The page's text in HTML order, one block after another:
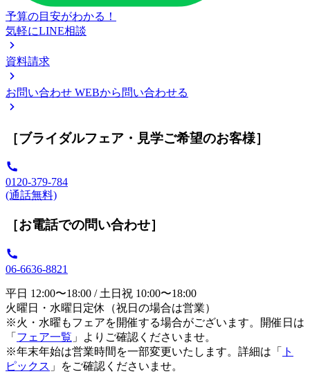
予算の目安がわかる！
気軽にLINE相談
資料請求
お問い合わせ WEBから問い合わせる
［ブライダルフェア・見学ご希望のお客様］
0120-379-784
(通話無料)
［お電話での問い合わせ］
06-6636-8821
平日 12:00〜18:00 / 土日祝 10:00〜18:00
火曜日・水曜日定休（祝日の場合は営業）
※火・水曜もフェアを開催する場合がございます。開催日は
「 フェア一覧 」よりご確認くださいませ。
※年末年始は営業時間を一部変更いたします。詳細は「
ト
ピックス 」をご確認くださいませ。